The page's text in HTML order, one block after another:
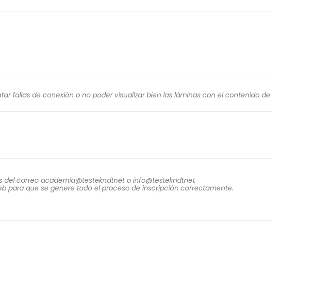
fallas de conexión o no poder visualizar bien las láminas con el contenido de
del correo academia@testekndtnet o info@testekndtnet
para que se genere todo el proceso de inscripción correctamente.